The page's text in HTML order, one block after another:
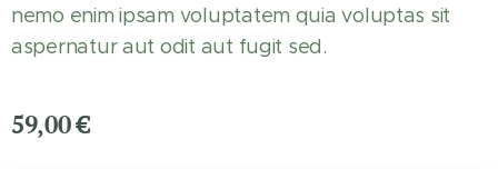
nemo enim ipsam voluptatem quia voluptas sit
aspernatur aut odit aut fugit sed.
59,00€